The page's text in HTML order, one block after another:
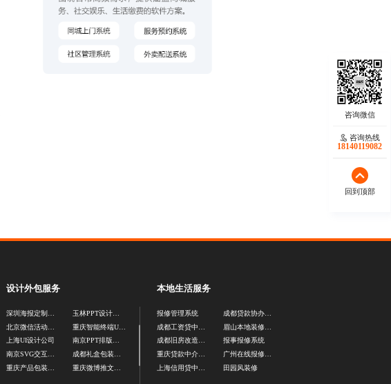
设计外包服务
上海UI设计公司
南京PPT排版设计公司
本地生活服务
报修管理系统
成都旧房改造公司
重庆贷款中介公司
成都贷款协办公司
眉山本地装修施工队
报事报修系统
广州在线报修系统
田园风装修
咨询热线
18140119082
回到顶部